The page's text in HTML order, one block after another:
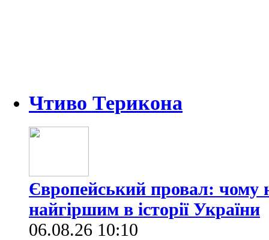
Чтиво Терикона
Європейський провал: чому
найгіршим в історії України
06.08.26 10:10